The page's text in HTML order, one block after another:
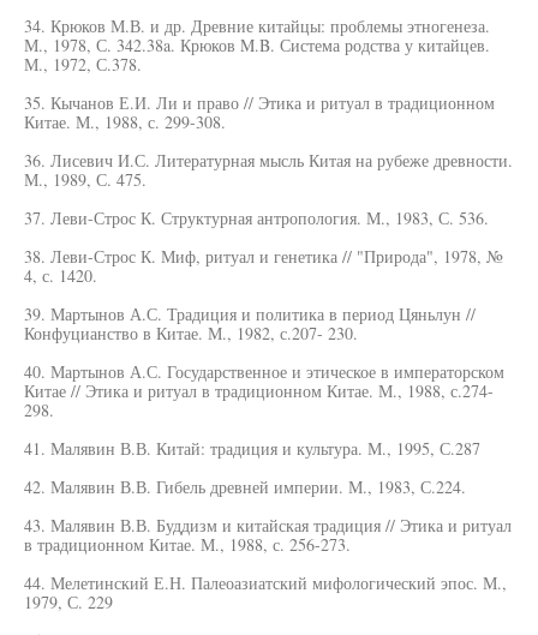
34. Крюков М.В. и др. Древние китайцы: проблемы этногенеза.
М., 1978, С. 342.38a. Крюков M.B. Система родства у китайцев.
М., 1972, С.378.
35. Кычанов Е.И. Ли и право // Этика и ритуал в традиционном
Китае. М., 1988, с. 299-308.
36. Лисевич И.С. Литературная мысль Китая на рубеже древности.
М., 1989, С. 475.
37. Леви-Строс К. Структурная антропология. М., 1983, С. 536.
38. Леви-Строс К. Миф, ритуал и генетика // "Природа", 1978, №
4, с. 1420.
39. Мартынов А.С. Традиция и политика в период Цяньлун //
Конфуцианство в Китае. М., 1982, с.207- 230.
40. Мартынов А.С. Государственное и этическое в императорском
Китае // Этика и ритуал в традиционном Китае. М., 1988, с.274-
298.
41. Малявин В.В. Китай: традиция и культура. М., 1995, С.287
42. Малявин В.В. Гибель древней империи. М., 1983, С.224.
43. Малявин В.В. Буддизм и китайская традиция // Этика и ритуал
в традиционном Китае. М., 1988, с. 256-273.
44. Мелетинский Е.Н. Палеоазиатский мифологический эпос. М.,
1979, С. 229